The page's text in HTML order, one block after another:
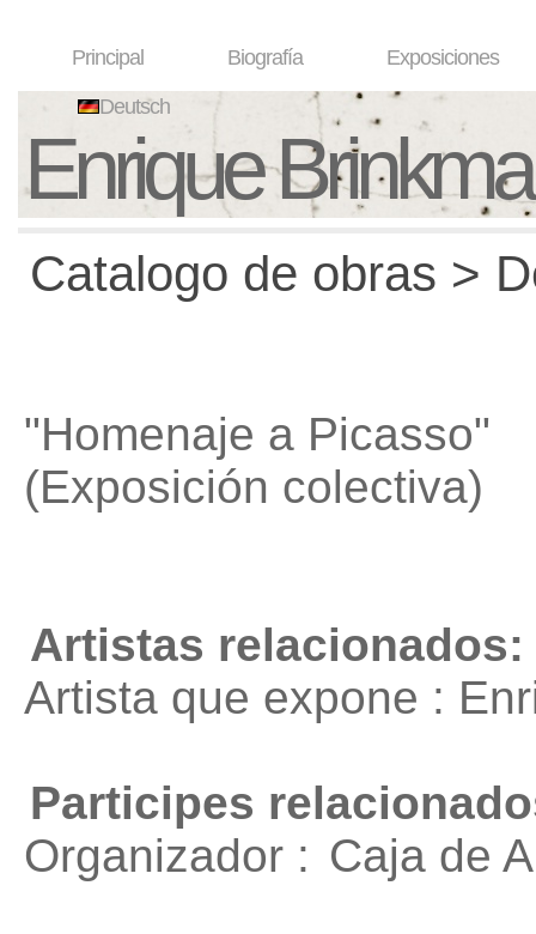
Principal Biografía Exposiciones
Deutsch
Enrique
Catalogo de obras >
"Homenaje a Picasso"
(Exposición colectiva)
Artistas relacionados:
Artista que expone :
Participes
Organizador : Caja de